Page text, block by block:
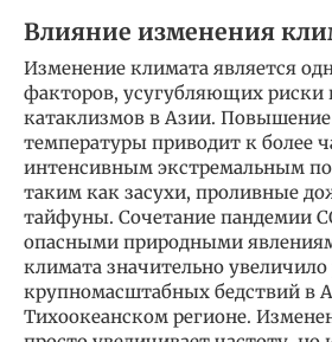
Влияние изменения
Изменение климата является
факторов, усугубляющих риски
катаклизмов в Азии. Повышение
температуры приводит к более
интенсивным экстремальным
таким как засухи, проливные
тайфуны. Сочетание пандемии
опасными природными
климата значительно увеличило
крупномасштабных бедствий в
Тихоокеанском регионе.